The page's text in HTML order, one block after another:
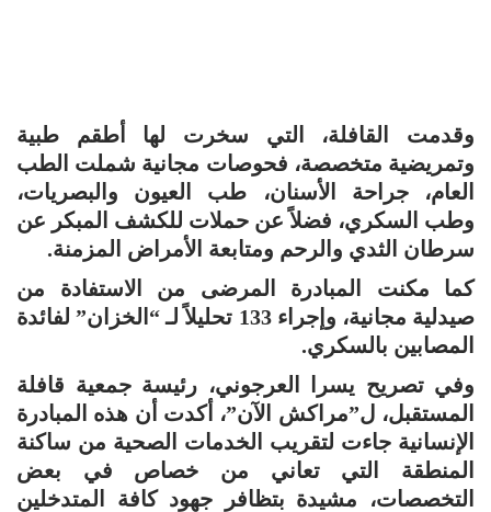
وقدمت القافلة، التي سخرت لها أطقم طبية
وتمريضية متخصصة، فحوصات مجانية شملت الطب
العام، جراحة الأسنان، طب العيون والبصريات،
وطب السكري، فضلاً عن حملات للكشف المبكر عن
سرطان الثدي والرحم ومتابعة الأمراض المزمنة.
كما مكنت المبادرة المرضى من الاستفادة من
صيدلية مجانية، وإجراء 133 تحليلاً لـ “الخزان” لفائدة
المصابين بالسكري.
وفي تصريح يسرا العرجوني، رئيسة جمعية قافلة
المستقبل، ل”مراكش الآن”، أكدت أن هذه المبادرة
الإنسانية جاءت لتقريب الخدمات الصحية من ساكنة
المنطقة التي تعاني من خصاص في بعض
التخصصات، مشيدة بتظافر جهود كافة المتدخلين